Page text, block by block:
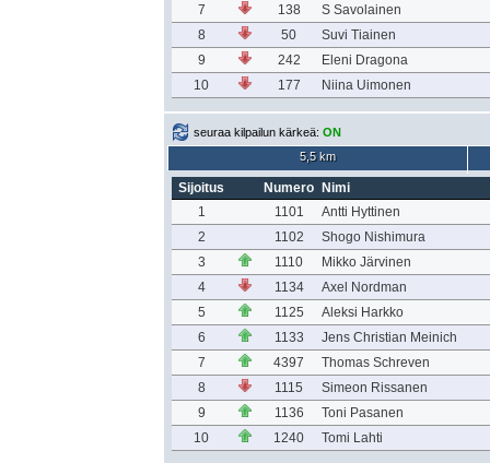
7
138
S Savolainen
8
50
Suvi Tiainen
9
242
Eleni Dragona
10
177 Niina Uimonen
seuraa kilpailun kärkeä: ON
5,5 km
Sijoitus Numero
Nimi
1
1101
Antti Hyttinen
2
1102
Shogo Nishimura
3
1110
Mikko Järvinen
4
1134
Axel Nordman
5
1125
Aleksi Harkko
6
1133
Jens Christian Meinich
7
4397
Thomas Schreven
8
1115
Simeon Rissanen
9
1136
Toni Pasanen
10
1240 Tomi Lahti